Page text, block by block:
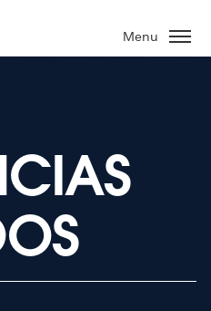
Menu